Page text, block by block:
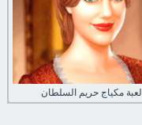
لعبة مكياج حريم السلطان